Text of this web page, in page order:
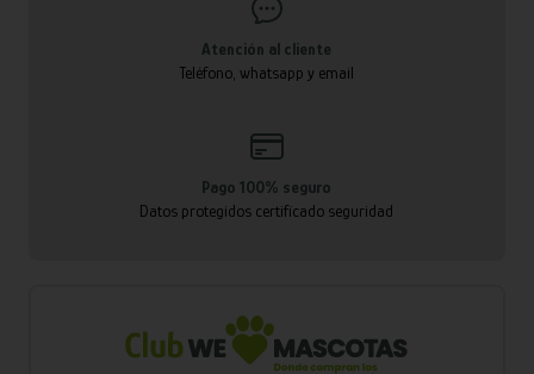
Atención al cliente
Teléfono, whatsapp y email
Pago 100% seguro
Datos protegidos certificado seguridad